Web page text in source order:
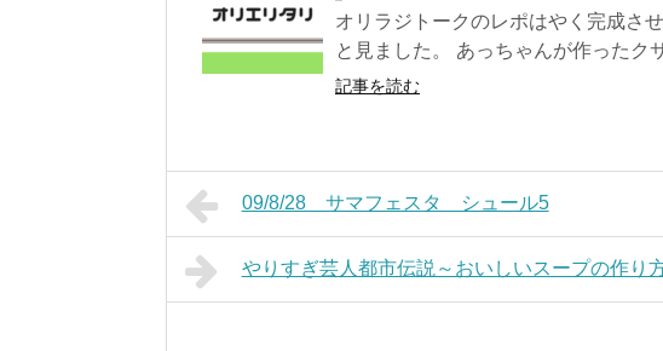
オリラジトークのレポはやく完成さ
と見ました。 あっちゃんが作ったク
記事を読む
09/8/28 サマフェスタ シュール5
やりすぎ芸人都市伝説～おいしいスープの作り